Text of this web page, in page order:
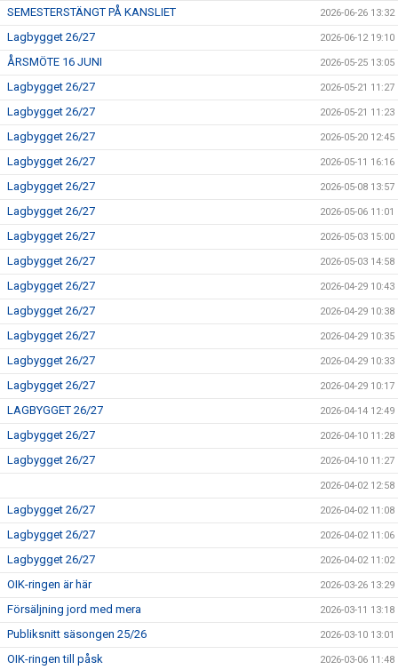
SEMESTERSTÄNGT PÅ KANSLIET 2026-06-26 13:32
Lagbygget 26/27 2026-06-12 19:10
ÅRSMÖTE 16 JUNI 2026-05-25 13:05
Lagbygget 26/27 2026-05-21 11:27
Lagbygget 26/27 2026-05-21 11:23
Lagbygget 26/27 2026-05-20 12:45
Lagbygget 26/27 2026-05-11 16:16
Lagbygget 26/27 2026-05-08 13:57
Lagbygget 26/27 2026-05-06 11:01
Lagbygget 26/27 2026-05-03 15:00
Lagbygget 26/27 2026-05-03 14:58
Lagbygget 26/27 2026-04-29 10:43
Lagbygget 26/27 2026-04-29 10:38
Lagbygget 26/27 2026-04-29 10:35
Lagbygget 26/27 2026-04-29 10:33
Lagbygget 26/27 2026-04-29 10:17
LAGBYGGET 26/27 2026-04-14 12:49
Lagbygget 26/27 2026-04-10 11:28
Lagbygget 26/27 2026-04-10 11:27
2026-04-02 12:58
Lagbygget 26/27 2026-04-02 11:08
Lagbygget 26/27 2026-04-02 11:06
Lagbygget 26/27 2026-04-02 11:02
OIK-ringen är här 2026-03-26 13:29
Försäljning jord med mera 2026-03-11 13:18
Publiksnitt säsongen 25/26 2026-03-10 13:01
OIK-ringen till påsk 2026-03-06 11:48